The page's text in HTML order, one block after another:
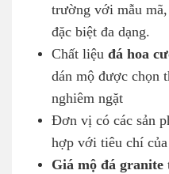
trường với mẫu
đặc biệt đa dạng.
Chất liệu đá hoa
dán mộ được chọn
nghiêm ngặt
Đơn vị có các sản
hợp với tiêu chí
Giá mộ đá granite